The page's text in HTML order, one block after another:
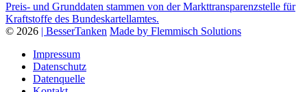
Preis- und Grunddaten stammen von der Markttransparenzstelle für
Kraftstoffe des Bundeskartellamtes.
© 2026 | BesserTanken Made by Flemmisch Solutions
Impressum
Datenschutz
Datenquelle